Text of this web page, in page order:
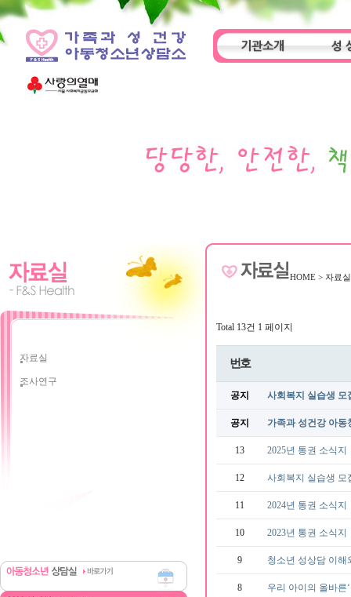
기관소개 성
자료실
조사연구
HOME > 자료
Total 13건 1 페이지
번호
공지 사회복지 실습생
공지 가족과 성건강 아
13 2025년 통권 소식지
12 사회복지 실습생
11 2024년 통권 소식지
10 2023년 통권 소식지
9 청소년 성상담 이해
8 우리 아이의 올바른